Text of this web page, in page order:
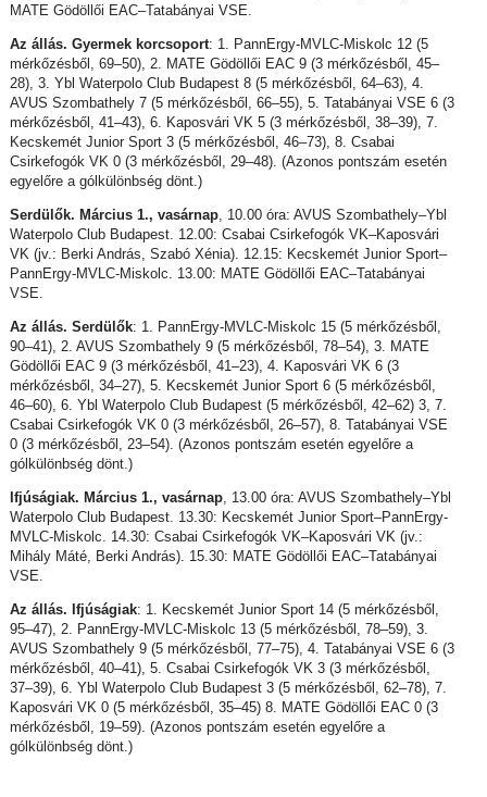
MATE Gödöllői EAC–Tatabányai VSE.
Az állás. Gyermek korcsoport: 1. PannErgy-MVLC-Miskolc 12 (5
mérkőzésből, 69–50), 2. MATE Gödöllői EAC 9 (3 mérkőzésből, 45–
28), 3. Ybl Waterpolo Club Budapest 8 (5 mérkőzésből, 64–63), 4.
AVUS Szombathely 7 (5 mérkőzésből, 66–55), 5. Tatabányai VSE 6 (3
mérkőzésből, 41–43), 6. Kaposvári VK 5 (3 mérkőzésből, 38–39), 7.
Kecskemét Junior Sport 3 (5 mérkőzésből, 46–73), 8. Csabai
Csirkefogók VK 0 (3 mérkőzésből, 29–48). (Azonos pontszám esetén
egyelőre a gólkülönbség dönt.)
Serdülők. Március 1., vasárnap, 10.00 óra: AVUS Szombathely–Ybl
Waterpolo Club Budapest. 12.00: Csabai Csirkefogók VK–Kaposvári
VK (jv.: Berki András, Szabó Xénia). 12.15: Kecskemét Junior Sport–
PannErgy-MVLC-Miskolc. 13.00: MATE Gödöllői EAC–Tatabányai
VSE.
Az állás. Serdülők: 1. PannErgy-MVLC-Miskolc 15 (5 mérkőzésből,
90–41), 2. AVUS Szombathely 9 (5 mérkőzésből, 78–54), 3. MATE
Gödöllői EAC 9 (3 mérkőzésből, 41–23), 4. Kaposvári VK 6 (3
mérkőzésből, 34–27), 5. Kecskemét Junior Sport 6 (5 mérkőzésből,
46–60), 6. Ybl Waterpolo Club Budapest (5 mérkőzésből, 42–62) 3, 7.
Csabai Csirkefogók VK 0 (3 mérkőzésből, 26–57), 8. Tatabányai VSE
0 (3 mérkőzésből, 23–54). (Azonos pontszám esetén egyelőre a
gólkülönbség dönt.)
Ifjúságiak. Március 1., vasárnap, 13.00 óra: AVUS Szombathely–Ybl
Waterpolo Club Budapest. 13.30: Kecskemét Junior Sport–PannErgy-
MVLC-Miskolc. 14.30: Csabai Csirkefogók VK–Kaposvári VK (jv.:
Mihály Máté, Berki András). 15.30: MATE Gödöllői EAC–Tatabányai
VSE.
Az állás. Ifjúságiak: 1. Kecskemét Junior Sport 14 (5 mérkőzésből,
95–47), 2. PannErgy-MVLC-Miskolc 13 (5 mérkőzésből, 78–59), 3.
AVUS Szombathely 9 (5 mérkőzésből, 77–75), 4. Tatabányai VSE 6 (3
mérkőzésből, 40–41), 5. Csabai Csirkefogók VK 3 (3 mérkőzésből,
37–39), 6. Ybl Waterpolo Club Budapest 3 (5 mérkőzésből, 62–78), 7.
Kaposvári VK 0 (5 mérkőzésből, 35–45) 8. MATE Gödöllői EAC 0 (3
mérkőzésből, 19–59). (Azonos pontszám esetén egyelőre a
gólkülönbség dönt.)